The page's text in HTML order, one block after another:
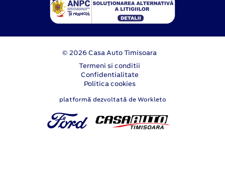
© 2026 Casa Auto Timisoara
Termeni si conditii
Confidentialitate
Politica cookies
platformă dezvoltată de Workleto